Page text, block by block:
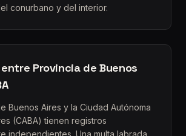
conurbano y del interior.
Provincia de Buenos
Buenos Aires y la Ciudad Autónoma
(CABA) tienen registros
independientes. Una multa labrada